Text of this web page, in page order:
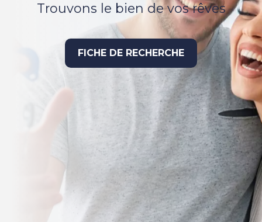
Trouvons le bien de vos rêves
FICHE DE RECHERCHE